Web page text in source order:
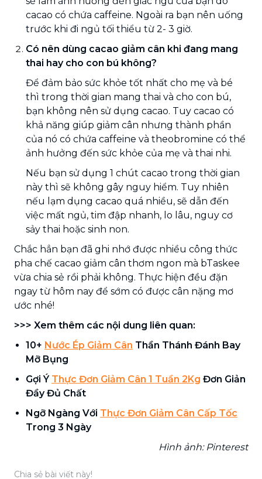
cacao có chứa caffeine. Ngoài ra bạn nên uống
trước khi đi ngủ tối thiểu từ 2- 3 giờ.
Có nên dùng cacao giảm cân khi đang mang
thai hay cho con bú không?
Để đảm bảo sức khỏe tốt nhất cho mẹ và bé
thì trong thời gian mang thai và cho con bú,
bạn không nên sử dụng cacao. Tuy cacao có
khả năng giúp giảm cân nhưng thành phần
của nó có chứa caffeine và theobromine có thể
ảnh hưởng đến sức khỏe của mẹ và thai nhi.
Nếu bạn sử dụng 1 chút cacao trong thời gian
này thì sẽ không gây nguy hiểm. Tuy nhiên
nếu lạm dụng cacao quá nhiều, sẽ dẫn đến
việc mất ngủ, tim đập nhanh, lo lâu, nguy cơ
sảy thai hoặc sinh non.
Chắc hẳn bạn đã ghi nhớ được nhiều công thức
pha chế cacao giảm cân thơm ngon mà bTaskee
vừa chia sẻ rồi phải không. Thực hiện đều đặn
ngay từ hôm nay để sớm có được cân nặng mơ
ước nhé!
>>> Xem thêm các nội dung liên quan:
10+ Nước Ép Giảm Cân Thần Thánh Đánh Bay
Mỡ Bụng
Gợi Ý Thực Đơn Giảm Cân 1 Tuần 2Kg Đơn Giản
Đầy Đủ Chất
Ngỡ Ngàng Với Thực Đơn Giảm Cân Cấp Tốc
Trong 3 Ngày
Hình ảnh: Pinterest
Chia sẻ bài viết này!